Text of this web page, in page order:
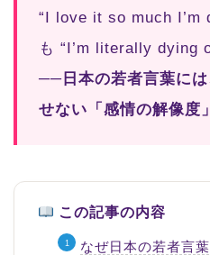
“I love it so much I’m
も “I’m literally dying
──日本の若者言葉に
せない「感情の解像度
この記事の内容
なぜ日本の若者言